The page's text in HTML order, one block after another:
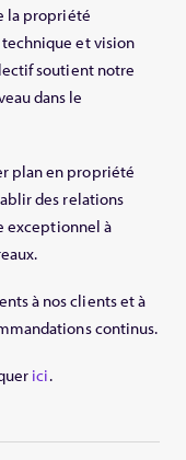
la propriété
et vision
soutient notre
dans le
plan en propriété
des relations
exceptionnel à
à nos clients et à
continus.
ici.